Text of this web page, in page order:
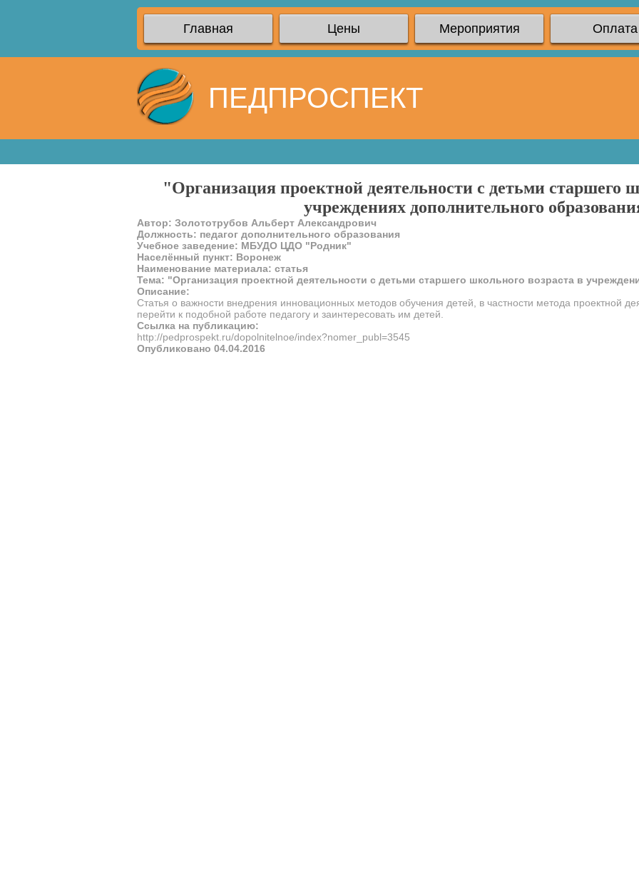
Главная Цены Мероприятия Оплата
ПЕДПРОСПЕКТ
"Организация проектной деятельности с детьми старшего
учреждениях дополнительного
Автор: Золототрубов Альберт Александрович
Должность: педагог дополнительного образования
Учебное заведение: МБУДО ЦДО "Родник"
Населённый пункт: Воронеж
Наименование материала: статья
Тема: "Организация проектной деятельности с детьми старшего школьного возраста в
Описание:
Статья о важности внедрения инновационных методов обучения детей, в частности метода проектной
перейти к подобной работе педагогу и заинтересовать им детей.
Ссылка на публикацию:
http://pedprospekt.ru/dopolnitelnoe/index?nomer_publ=3545
Опубликовано 04.04.2016